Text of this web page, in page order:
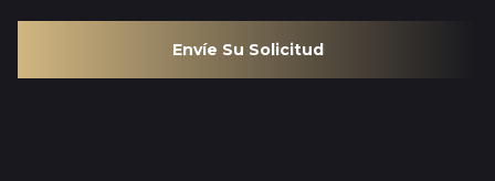
Envíe Su Solicitud